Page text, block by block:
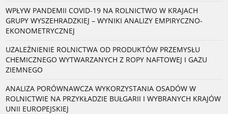
WPŁYW PANDEMII COVID-19 NA ROLNICTWO W KRAJACH
GRUPY WYSZEHRADZKIEJ – WYNIKI ANALIZY EMPIRYCZNO-
EKONOMETRYCZNEJ
UZALEŻNIENIE ROLNICTWA OD PRODUKTÓW PRZEMYSŁU
CHEMICZNEGO WYTWARZANYCH Z ROPY NAFTOWEJ I GAZU
ZIEMNEGO
ANALIZA PORÓWNAWCZA WYKORZYSTANIA OSADÓW W
ROLNICTWIE NA PRZYKŁADZIE BUŁGARII I WYBRANYCH KRAJÓW
UNII EUROPEJSKIEJ